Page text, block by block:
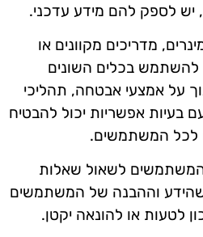
יש לספק להם מידע עדכני.
מדריכים מקוונים או
להשתמש בכלים השונים
על אמצעי אבטחה, תהליכי
בעיות אפשריות יכול להבטיח
לכל המשתמשים.
לשאול שאלות
שהידע וההבנה של המשתמשים
לטעות או להונאה יקטן.